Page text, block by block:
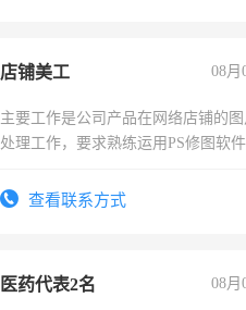
店铺美工 08月
主要工作是公司产品在网络店铺的图
处理工作，要求熟练运用PS修图软
查看联系方式
医药代表2名 08月